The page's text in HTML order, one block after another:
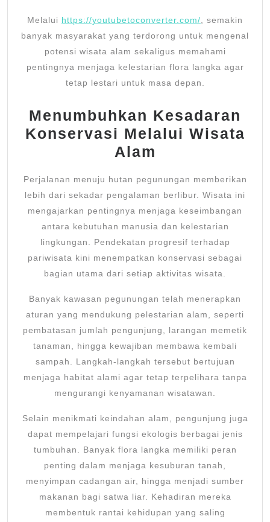
Melalui https://youtubetoconverter.com/ , semakin
banyak masyarakat yang terdorong untuk mengenal
potensi wisata alam sekaligus memahami
pentingnya menjaga kelestarian flora langka agar
tetap lestari untuk masa depan.
Menumbuhkan Kesadaran
Konservasi Melalui Wisata
Alam
Perjalanan menuju hutan pegunungan memberikan
lebih dari sekadar pengalaman berlibur. Wisata ini
mengajarkan pentingnya menjaga keseimbangan
antara kebutuhan manusia dan kelestarian
lingkungan. Pendekatan progresif terhadap
pariwisata kini menempatkan konservasi sebagai
bagian utama dari setiap aktivitas wisata.
Banyak kawasan pegunungan telah menerapkan
aturan yang mendukung pelestarian alam, seperti
pembatasan jumlah pengunjung, larangan memetik
tanaman, hingga kewajiban membawa kembali
sampah. Langkah-langkah tersebut bertujuan
menjaga habitat alami agar tetap terpelihara tanpa
mengurangi kenyamanan wisatawan.
Selain menikmati keindahan alam, pengunjung juga
dapat mempelajari fungsi ekologis berbagai jenis
tumbuhan. Banyak flora langka memiliki peran
penting dalam menjaga kesuburan tanah,
menyimpan cadangan air, hingga menjadi sumber
makanan bagi satwa liar. Kehadiran mereka
membentuk rantai kehidupan yang saling